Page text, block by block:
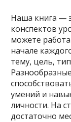
Наша книга —
конспектов
можете
начале
тему, цель,
умений и
личности. На
достаточно